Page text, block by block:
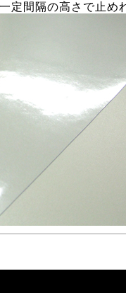
定間隔の高さで止め